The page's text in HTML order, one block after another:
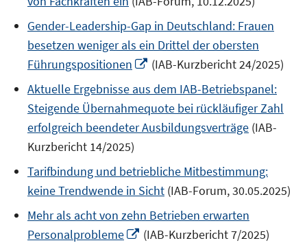
Gender-Leadership-Gap in Deutschland: Frauen
besetzen weniger als ein Drittel der obersten
Führungspositionen
In
Fenster
öffnen
(IAB-Kurzbericht 24/2025)
Aktuelle Ergebnisse aus dem IAB-Betriebspanel:
Steigende Übernahmequote bei rückläufiger Zahl
erfolgreich beendeter Ausbildungsverträge (IAB-
Kurzbericht 14/2025)
Tarifbindung und betriebliche Mitbestimmung:
keine Trendwende in Sicht (IAB-Forum, 30.05.2025)
Mehr als acht von zehn Betrieben erwarten
Personalprobleme
In
(IAB-Kurzbericht 7/2025)